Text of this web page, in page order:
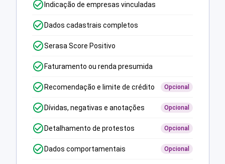
Indicação de empresas vinculadas
Dados cadastrais completos
Serasa Score Positivo
Faturamento ou renda presumida
Recomendação e limite de crédito Opcional
Dívidas, negativas e anotações Opcional
Detalhamento de protestos Opcional
Dados comportamentais Opcional